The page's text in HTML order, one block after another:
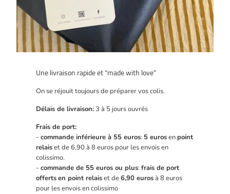
Une livraison rapide et "made with love"
On se réjouit toujours de préparer vos colis.
Délais de livraison:3 à 5 jours ouvrés
Frais de port:
-commande inférieure à 55 euros: 5 eurosenpoint
relaiset de 6,90 à 8 euros pour les envois en
colissimo.
-commande de 55 euros ou plus:frais de port
offertsen point relaiset de6,90 eurosà 8 euros
pour les envois en colissimo